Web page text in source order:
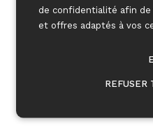
de confidentialité afin de
et offres adaptés à vos
REFUSER